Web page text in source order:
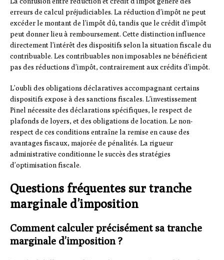
erreurs de calcul préjudiciables. La réduction d’impôt ne peut
excéder le montant de l’impôt dû, tandis que le crédit d’impôt
peut donner lieu à remboursement. Cette distinction influence
directement l’intérêt des dispositifs selon la situation fiscale du
contribuable. Les contribuables non imposables ne bénéficient
pas des réductions d’impôt, contrairement aux crédits d’impôt.
L’oubli des obligations déclaratives accompagnant certains
dispositifs expose à des sanctions fiscales. L’investissement
Pinel nécessite des déclarations spécifiques, le respect de
plafonds de loyers, et des obligations de location. Le non-
respect de ces conditions entraîne la remise en cause des
avantages fiscaux, majorée de pénalités. La rigueur
administrative conditionne le succès des stratégies
d’optimisation fiscale.
Questions fréquentes sur tranche
marginale d’imposition
Comment calculer précisément sa tranche
marginale d’imposition ?